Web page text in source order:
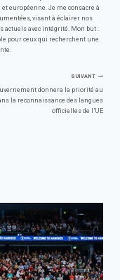
européenne. Je me consacre à
visant à éclairer nos
actuels avec intégrité. Mon but :
pour ceux qui recherchent une
SUIVANT
donnera la priorité au
la reconnaissance des langues
officielles de l’UE